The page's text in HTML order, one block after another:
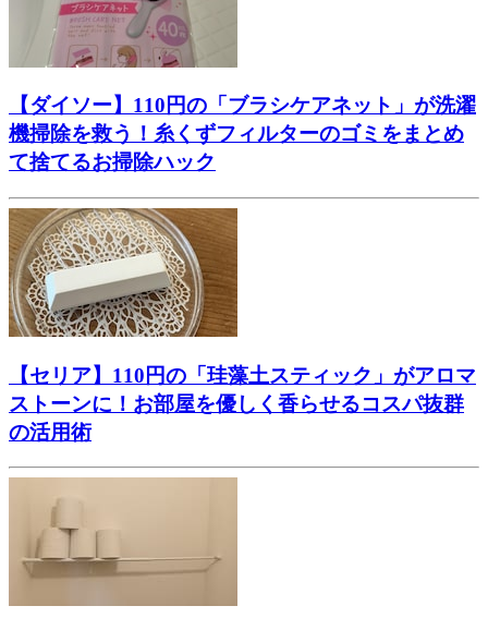
【ダイソー】110円の「ブラシケアネット」が洗濯
機掃除を救う！糸くずフィルターのゴミをまとめ
て捨てるお掃除ハック
【セリア】110円の「珪藻土スティック」がアロマ
ストーンに！お部屋を優しく香らせるコスパ抜群
の活用術